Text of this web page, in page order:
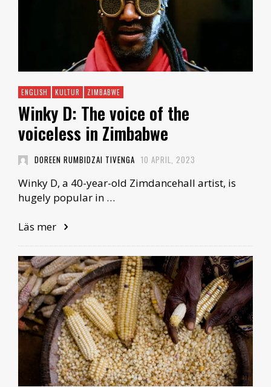
ENGLISH KULTUR ZIMBABWE
Winky D: The voice of the
voiceless in Zimbabwe
DOREEN RUMBIDZAI TIVENGA 10 APRIL, 2023
Winky D, a 40-year-old Zimdancehall artist, is
hugely popular in …
Läs mer